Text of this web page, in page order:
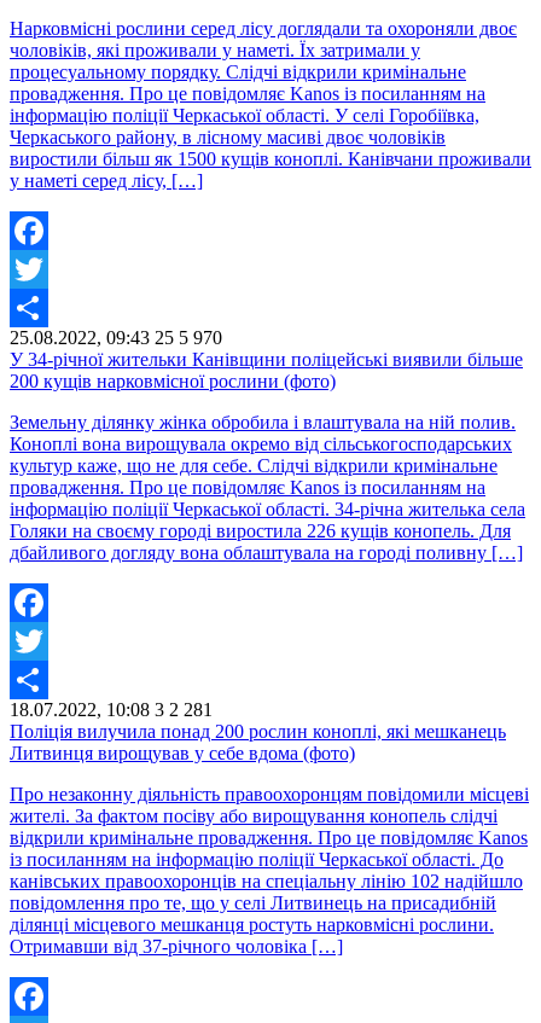
Нарковмісні рослини серед лісу доглядали та охороняли двоє
чоловіків, які проживали у наметі. Їх затримали у
процесуальному порядку. Слідчі відкрили кримінальне
провадження. Про це повідомляє Kanos із посиланням на
інформацію поліції Черкаської області. У селі Горобіївка,
Черкаського району, в лісному масиві двоє чоловіків
виростили більш як 1500 кущів коноплі. Канівчани проживали
у наметі серед лісу, […]
Facebook
Twitter
Share
25.08.2022, 09:43 25 5 970
У 34-річної жительки Канівщини поліцейські виявили більше
200 кущів нарковмісної рослини (фото)
Земельну ділянку жінка обробила і влаштувала на ній полив.
Коноплі вона вирощувала окремо від сільськогосподарських
культур каже, що не для себе. Слідчі відкрили кримінальне
провадження. Про це повідомляє Kanos із посиланням на
інформацію поліції Черкаської області. 34-річна жителька села
Голяки на своєму городі виростила 226 кущів конопель. Для
дбайливого догляду вона облаштувала на городі поливну […]
Facebook
Twitter
Share
18.07.2022, 10:08 3 2 281
Поліція вилучила понад 200 рослин коноплі, які мешканець
Литвинця вирощував у себе вдома (фото)
Про незаконну діяльність правоохоронцям повідомили місцеві
жителі. За фактом посіву або вирощування конопель слідчі
відкрили кримінальне провадження. Про це повідомляє Kanos
із посиланням на інформацію поліції Черкаської області. До
канівських правоохоронців на спеціальну лінію 102 надійшло
повідомлення про те, що у селі Литвинець на присадибній
ділянці місцевого мешканця ростуть нарковмісні рослини.
Отримавши від 37-річного чоловіка […]